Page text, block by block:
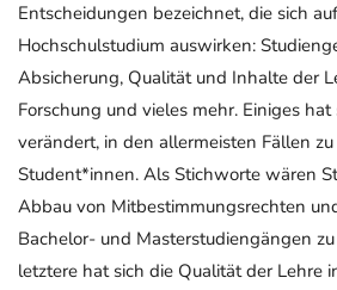
Entscheidungen bezeichnet, die sich
Hochschulstudium auswirken:
Absicherung, Qualität und Inhalte der
Forschung und vieles mehr. Einiges
verändert, in den allermeisten Fällen
Student*innen. Als Stichworte wären
Abbau von Mitbestimmungsrechten
Bachelor- und Masterstudiengängen
letztere hat sich die Qualität der Lehre